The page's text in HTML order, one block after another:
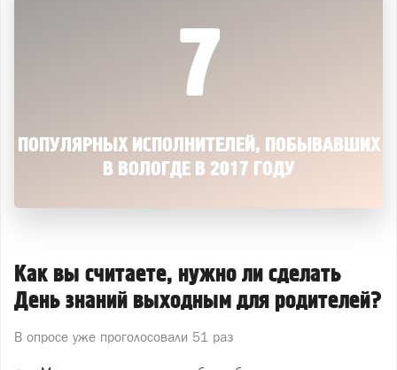
7
ПОПУЛЯРНЫХ ИСПОЛНИТЕЛЕЙ, ПОБЫВАВШИХ
В ВОЛОГДЕ В 2017 ГОДУ
Как вы считаете, нужно ли сделать
День знаний выходным для родителей?
В опросе уже проголосовали 51 раз